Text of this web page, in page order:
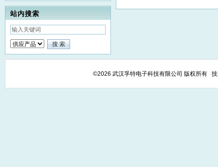
站内搜索
©2026 武汉孚特电子科技有限公司 版权所有